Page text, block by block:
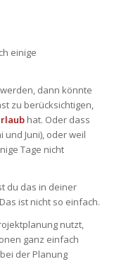
einige
dann könnte
zu berücksichtigen,
hat. Oder dass
und Juni), oder weil
Tage nicht
du das in deiner
ist nicht so einfach.
nutzt,
ganz einfach
der Planung